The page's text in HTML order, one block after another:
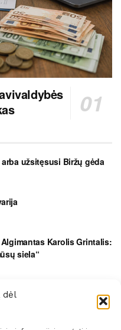
dėl
užsitęsusi Biržų gėda
Karolis Grintalis:
siela“
ryšys